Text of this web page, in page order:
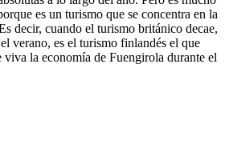
es un turismo que se concentra en la
decir, cuando el turismo británico decae,
verano, es el turismo finlandés el que
la economía de Fuengirola durante el